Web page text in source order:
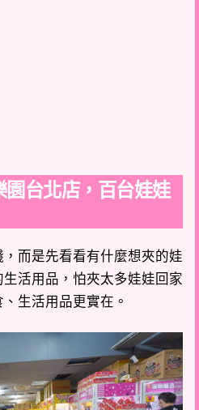
台北店，百台娃娃
而是先看看有什麼想夾的娃
活用品，怕夾太多娃娃回家
生活用品更實在。